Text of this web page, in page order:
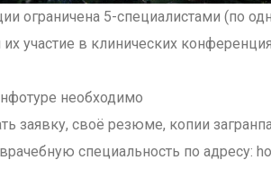
ограничена 5-специалистами (по
участие в клинических
необходимо
заявку, своё резюме, копии
специальность по адресу: